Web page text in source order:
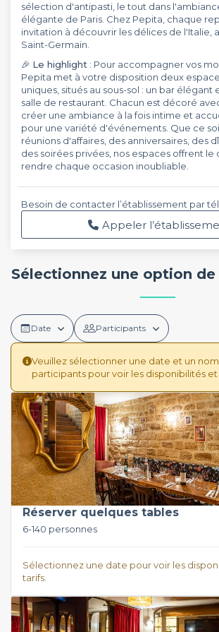
sélection d'antipasti, le tout dans
élégante de Paris. Chez Pepita, chaque
invitation à découvrir les délices de l'Italie,
Saint-Germain.
🎉 Le highlight : Pour accompagner vos
Pepita met à votre disposition deux
uniques, situés au sous-sol : un bar élégant
salle de restaurant. Chacun est décoré
créer une ambiance à la fois intime et
pour une variété d'événements. Que ce
réunions d'affaires, des anniversaires, des
des soirées privées, nos espaces offrent
rendre chaque occasion inoubliable.
Besoin de contacter l’établissement par
Appeler
Sélectionnez une option
Date Participants
Veuillez sélectionner une date et un
participants pour voir les disponibilités et
Réserver quelques tables
6-140 personnes
Sélectionnez une date pour voir les
tarifs.